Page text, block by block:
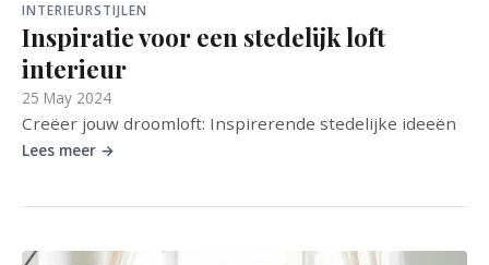
INTERIEURSTIJLEN
Inspiratie voor een stedelijk loft
interieur
25 May 2024
Creëer jouw droomloft: Inspirerende stedelijke ideeën
Lees meer →